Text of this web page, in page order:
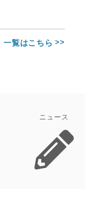
一覧はこちら
ニュース